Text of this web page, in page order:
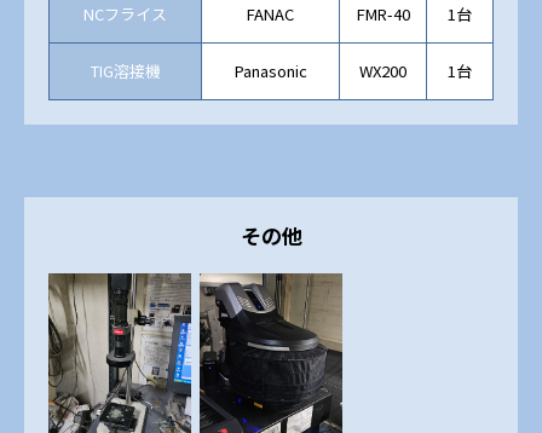
NCフライス FANAC FMR-40 1台
TIG溶接機 Panasonic WX200 1台
その他